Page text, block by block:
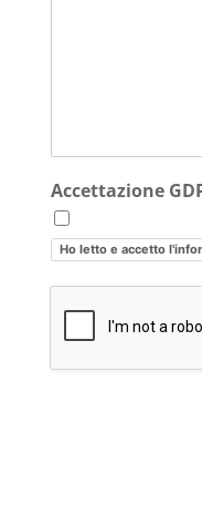
Accettazione
Ho letto e accetto